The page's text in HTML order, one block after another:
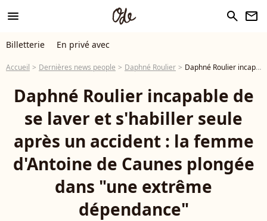
menu search newsletter
Billetterie En privé avec
Accueil Dernières news people Daphné Roulier Daphné Roulier incapable de se laver et s'habiller seule après un accident : la femme d'Antoine de Caunes plongée dans "une extrême dépendance"
Daphné Roulier incapable de
se laver et s'habiller seule
après un accident : la femme
d'Antoine de Caunes plongée
dans "une extrême
dépendance"